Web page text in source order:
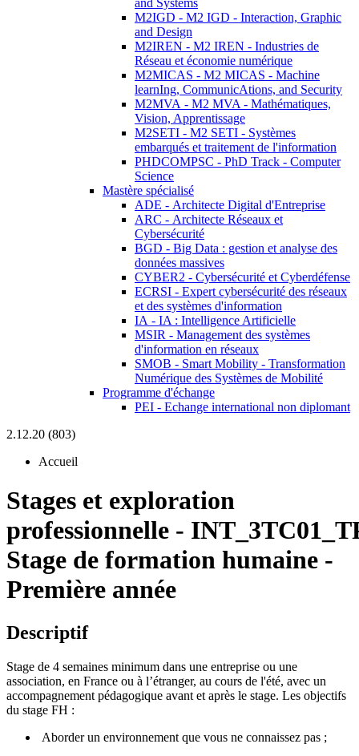
and Systems
M2IGD - M2 IGD - Interaction, Graphic
and Design
M2IREN - M2 IREN - Industries de
Réseau et économie numérique
M2MICAS - M2 MICAS - Machine
learnIng, CommunicAtions, and Security
M2MVA - M2 MVA - Mathématiques,
Vision, Apprentissage
M2SETI - M2 SETI - Systèmes
embarqués et traitement de l'information
PHDCOMPSC - PhD Track - Computer
Science
Mastère spécialisé
ADE - Architecte Digital d'Entreprise
ARC - Architecte Réseaux et
Cybersécurité
BGD - Big Data : gestion et analyse des
données massives
CYBER2 - Cybersécurité et Cyberdéfense
ECRSI - Expert cybersécurité des réseaux
et des systèmes d'information
IA - IA : Intelligence Artificielle
MSIR - Management des systèmes
d'information en réseaux
SMOB - Smart Mobility - Transformation
Numérique des Systèmes de Mobilité
Programme d'échange
PEI - Echange international non diplomant
2.12.20 (803)
Accueil
Stages et exploration
professionnelle -
Stage de formation humaine -
Première année
Descriptif
Stage de 4 semaines minimum dans une entreprise ou une
association, en France ou à l’étranger, au cours de l'été, avec un
accompagnement pédagogique avant et après le stage. Les objectifs
du stage FH :
Aborder un environnement que vous ne connaissez pas ;